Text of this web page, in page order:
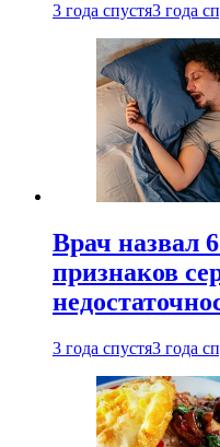
3 года спустя3 года
Врач назвал
признаков
3 года спустя3 года